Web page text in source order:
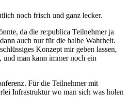
noch frisch und ganz lecker.
da die re:publica Teilnehmer ja
auch nur für die halbe Wahrheit.
Konzept mir geben lassen,
und man kann immer noch ein
Für die Teilnehmer mit
Infrastruktur wo man sich was holen